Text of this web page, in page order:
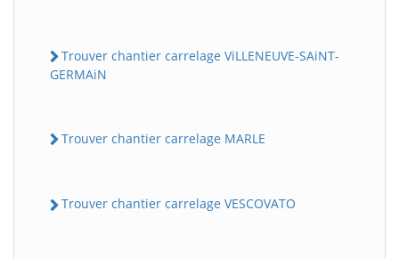
Trouver chantier carrelage ViLLENEUVE-SAiNT-
GERMAiN
Trouver chantier carrelage MARLE
Trouver chantier carrelage VESCOVATO